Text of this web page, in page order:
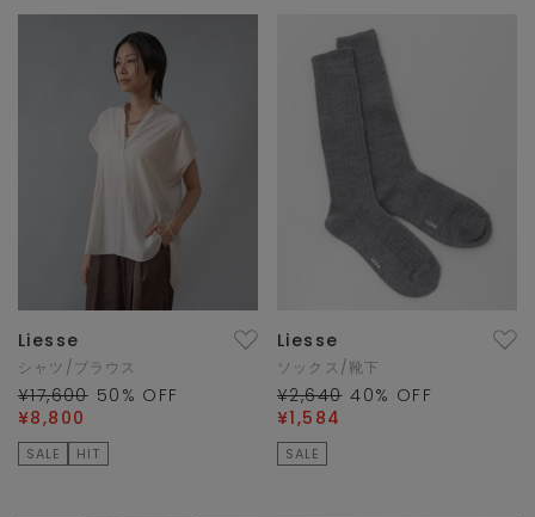
Liesse
シャツ/ブラウス
¥17,600 50 % OFF
¥8,800
SALE HIT
Liesse
ソックス/靴下
¥2,640 40% OFF
¥1,584
SALE